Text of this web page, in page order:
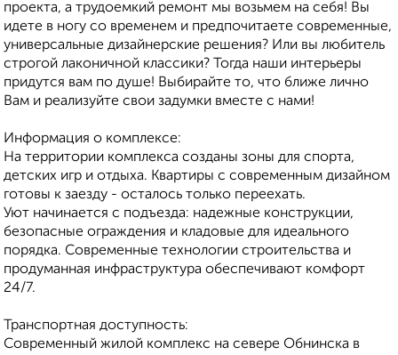
проекта, а трудоемкий ремонт мы возьмем на себя! Вы
идете в ногу со временем и предпочитаете современные,
универсальные дизайнерские решения? Или вы любитель
строгой лаконичной классики? Тогда наши интерьеры
придутся вам по душе! Выбирайте то, что ближе лично
Вам и реализуйте свои задумки вместе с нами!
Информация о комплексе:
На территории комплекса созданы зоны для спорта,
детских игр и отдыха. Квартиры с современным дизайном
готовы к заезду - осталось только переехать.
Уют начинается с подъезда: надежные конструкции,
безопасные ограждения и кладовые для идеального
порядка. Современные технологии строительства и
продуманная инфраструктура обеспечивают комфорт
24/7.
Транспортная доступность:
Современный жилой комплекс на севере Обнинска в